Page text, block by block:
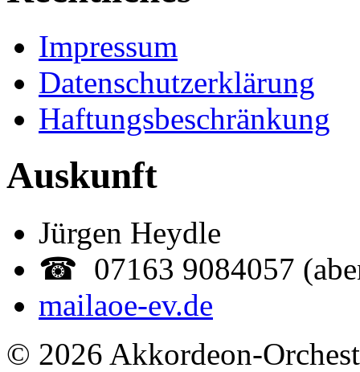
Impressum
Datenschutzerklärung
Haftungsbeschränkung
Auskunft
Jürgen Heydle
☎ 07163 9084057
mailaoe-ev.de
© 2026 Akkordeon-